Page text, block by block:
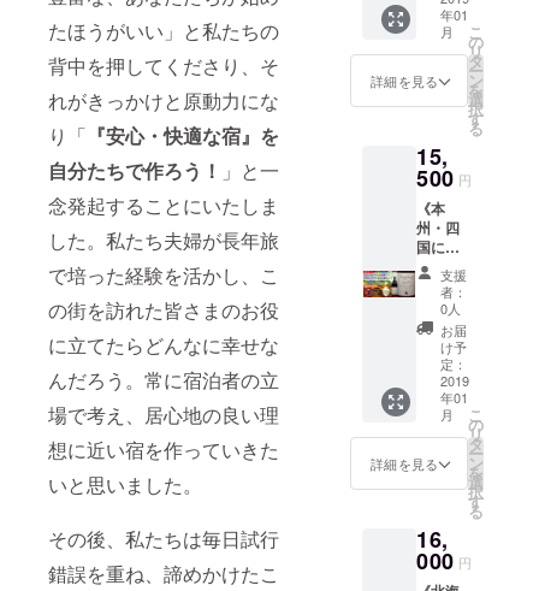
たほうがいい」と私たちの
背中を押してくださり、そ
れがきっかけと原動力にな
り「 『安心・快適な宿』を
自分たちで作ろう！ 」と一
念発起することにいたしま
した。私たち夫婦が長年旅
で培った経験を活かし、こ
の街を訪れた皆さまのお役
に立てたらどんなに幸せな
んだろう。常に宿泊者の立
場で考え、居心地の良い理
想に近い宿を作っていきた
いと思いました。
その後、私たちは毎日試行
錯誤を重ね、諦めかけたこ
サイト
に、ご
支援者
として
お名前
を掲載
いただ
きま
す。 ※
お名前
の掲載
が不要
な方
は、備
考欄に
てその
旨お知
らせく
ださ
い。
ニック
ネーム
可 ※宿
泊券は
本人で
もご利
用可能
です。
兼用
23.0cm
-
］ ●ハ
チャプ
［男女
兼用
23.0cm
27.5cm
］
⑥「nic
otalishv
ili」オリ
ジナル
ステッ
カー 2
礼のお
手紙
nicoと
Tallyか
ら感謝
の気持
めた直
筆お手
紙 ⑧こ
高さ：
37cm、
チ：約
11cm、
2.5×47c
m 容量
10L］ ●
キャン
バスバ
イカ
ラー
トート
(M)
［幅：
43cm、
高さ：
38cm、
チ：約
16cm、
手：約
4×59c
m 容量
10L］
歩での
ご案
内。 ※
時間は
相談の
上、4時
時間程
度とな
りま
す。 ※
食費や
交通
費、博
物館や
美術館
などの
入場料
がかか
る場合
は、
nicoま
Tally分
の費用
途ご負
担をお
願いい
量：
750ml
］
②「nic
otalishv
ili」オリ
ステッ
カー 1
礼のお
手紙
nicoと
Tallyか
ら感謝
の気持
ちを込
めた直
筆お手
れから
作成す
トハウ
スの
に、ご
支援者
として
ビ」
赤・辛
口
［容
量：
750ml
］ ●レ
ロ「キ
ンズマ
ラウ
リ」
赤・中
甘口
ヴィン
テージ
2017
［容
量：
750ml
］
②「nic
otalishv
ili」オリ
ジナル
ステッ
カー 1
法 ク
ヴェヴ
リ 白ワ
イン》
①ユネ
スコ無
遺産登
録製法
クヴェ
ヴリワ
イン ●
ビネヒ
「ク
ヴェヴ
リ・カ
ツィテ
リ」
白・ド
ライ
ヴィン
テージ
2014［
容量：
頂点の
ワイン
を、是
年01
月
詳細を見る
こ
の
リ
タ
ー
ン
を
選
択
す
る
15,
500 円
《本
州・四
国にお
届けの
方コー
ス：ユ
ネスコ
無形文
化遺産
登録製
法 ク
ヴェヴ
リ 赤ワ
イン》
①ユネ
スコ無
遺産登
録製法
クヴェ
支援
者：
0人
お届
け予
定：
2019
年01
月
詳細を見る
こ
の
リ
タ
ー
ン
を
選
択
す
る
16,
000 円